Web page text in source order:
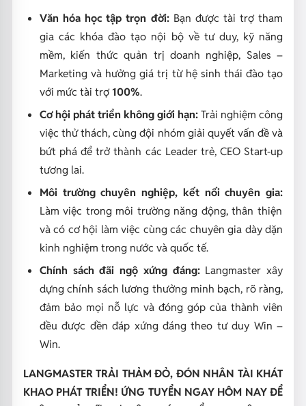
Văn hóa học tập trọn đời:Bạn được tài trợ tham
gia các khóa đào tạo nội bộ về tư duy, kỹ năng
mềm, kiến thức quản trị doanh nghiệp, Sales –
Marketing và hưởng giá trị từ hệ sinh thái đào tạo
với mức tài trợ 100%.
Cơ hội phát triển không giới hạn: Trải nghiệm công
việc thử thách, cùng đội nhóm giải quyết vấn đề và
bứt phá để trở thành các Leader trẻ, CEO Start-up
tương lai.
Môi trường chuyên nghiệp, kết nối chuyên gia:
Làm việc trong môi trường năng động, thân thiện
và có cơ hội làm việc cùng các chuyên gia dày dặn
kinh nghiệm trong nước và quốc tế.
Chính sách đãi ngộ xứng đáng:Langmaster xây
dựng chính sách lương thưởng minh bạch, rõ ràng,
đảm bảo mọi nỗ lực và đóng góp của thành viên
đều được đền đáp xứng đáng theo tư duy Win –
Win.
LANGMASTER TRẢI THẢM ĐỎ, ĐÓN NHÂN TÀI KHÁT
KHAO PHÁT TRIỂN! ỨNG TUYỂN NGAY HÔM NAY ĐỂ